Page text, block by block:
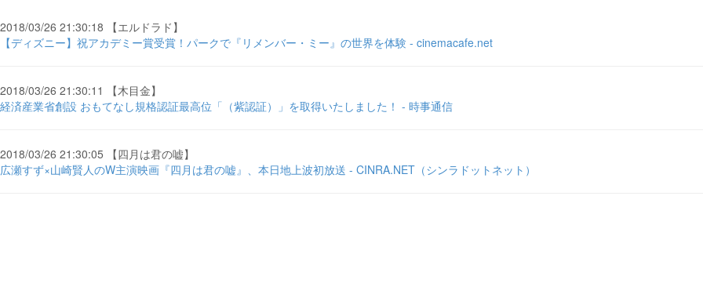
2018/03/26 21:30:18 【エルドラド】
【ディズニー】祝アカデミー賞受賞！パークで『リメンバー・ミー』の世界を体験 - cinemacafe.net
2018/03/26 21:30:11 【木目金】
経済産業省創設 おもてなし規格認証最高位「（紫認証）」を取得いたしました！ - 時事通信
2018/03/26 21:30:05 【四月は君の嘘】
広瀬すず×山崎賢人のW主演映画『四月は君の嘘』、本日地上波初放送 - CINRA.NET（シンラドットネット）